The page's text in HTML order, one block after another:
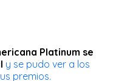
Platinum se
y se pudo ver a los
premios.